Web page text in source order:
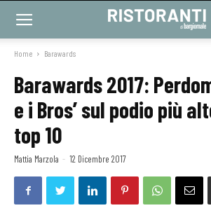
Home Barawards
Barawards 2017:
e i Bros’ sul podio più
top 10
Mattia Marzola - 12 Dicembre 2017